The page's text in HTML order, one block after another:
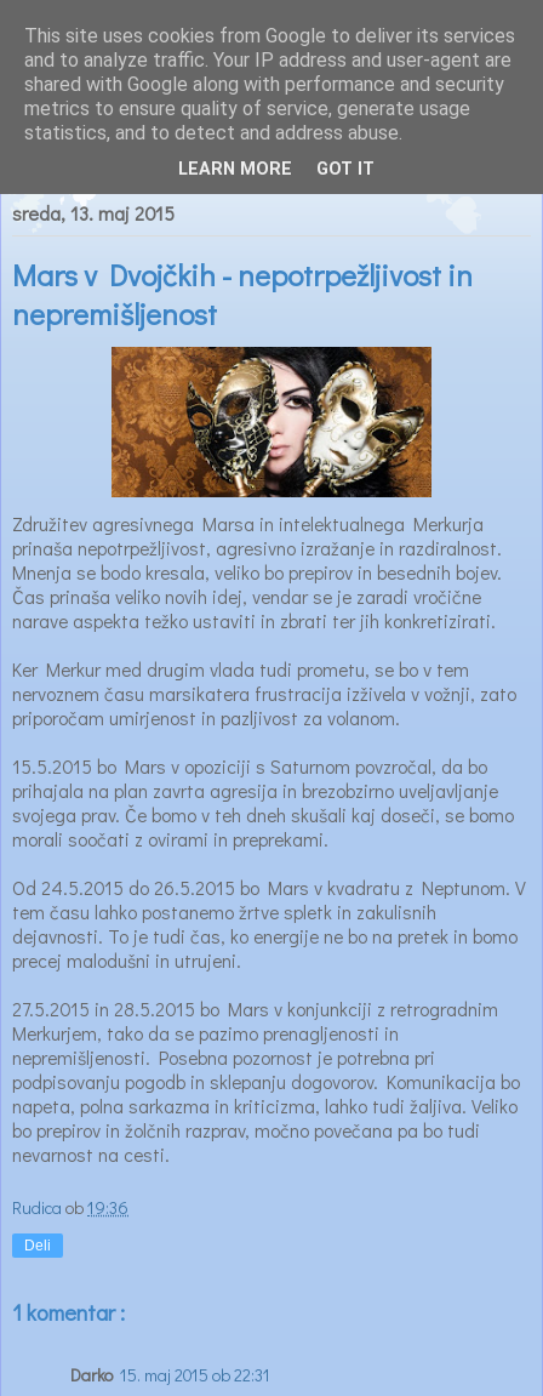
Astrološke novice
sreda, 13. maj 2015
Mars v Dvojčkih - nepotrpežljivost in
nepremišljenost
Združitev agresivnega Marsa in intelektualnega Merkurja
prinaša nepotrpežljivost, agresivno izražanje in razdiralnost.
Mnenja se bodo kresala, veliko bo prepirov in besednih bojev.
Čas prinaša veliko novih idej, vendar se je zaradi vročične
narave aspekta težko ustaviti in zbrati ter jih konkretizirati.
Ker Merkur med drugim vlada tudi prometu, se bo v tem
nervoznem času marsikatera frustracija izživela v vožnji, zato
priporočam umirjenost in pazljivost za volanom.
15.5.2015 bo Mars v opoziciji s Saturnom povzročal, da bo
prihajala na plan zavrta agresija in brezobzirno uveljavljanje
svojega prav. Če bomo v teh dneh skušali kaj doseči, se bomo
morali soočati z ovirami in preprekami.
Od 24.5.2015 do 26.5.2015 bo Mars v kvadratu z Neptunom. V
tem času lahko postanemo žrtve spletk in zakulisnih
dejavnosti. To je tudi čas, ko energije ne bo na pretek in bomo
precej malodušni in utrujeni.
27.5.2015 in 28.5.2015 bo Mars v konjunkciji z retrogradnim
Merkurjem, tako da se pazimo prenagljenosti in
nepremišljenosti. Posebna pozornost je potrebna pri
podpisovanju pogodb in sklepanju dogovorov. Komunikacija bo
napeta, polna sarkazma in kriticizma, lahko tudi žaljiva. Veliko
bo prepirov in žolčnih razprav, močno povečana pa bo tudi
nevarnost na cesti.
Rudica ob19:36
Deli
1 komentar :
Darko 15. maj 2015 ob 22:31
This site uses cookies from Google to deliver its services
and to analyze traffic. Your IP address and user-agent are
shared with Google along with performance and security
metrics to ensure quality of service, generate usage
statistics, and to detect and address abuse.
LEARN MORE GOT IT